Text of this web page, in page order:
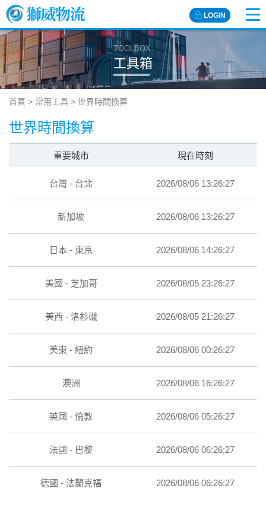
LOGIN
TOOLBOX
工具箱
首頁 > 常用工具 > 世界時間換算
世界時間換算
重要城市 現在時刻
台灣 - 台北 2026/08/06 13:26:27
新加坡 2026/08/06 13:26:27
日本 - 東京 2026/08/06 14:26:27
美國 - 芝加哥 2026/08/05 23:26:27
美西 - 洛杉磯 2026/08/05 21:26:27
美東 - 紐約 2026/08/06 00:26:27
澳洲 2026/08/06 16:26:27
英國 - 倫敦 2026/08/06 05:26:27
法國 - 巴黎 2026/08/06 06:26:27
德國 - 法蘭克福 2026/08/06 06:26:27